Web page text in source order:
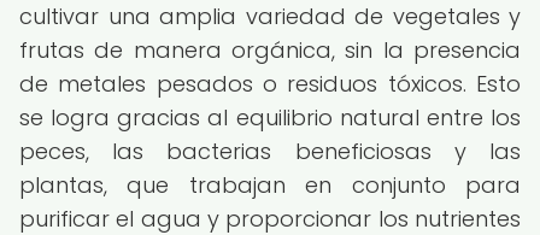
cultivar una amplia variedad de vegetales y
frutas de manera orgánica, sin la presencia
de metales pesados o residuos tóxicos. Esto
se logra gracias al equilibrio natural entre los
peces, las bacterias beneficiosas y las
plantas, que trabajan en conjunto para
purificar el agua y proporcionar los nutrientes